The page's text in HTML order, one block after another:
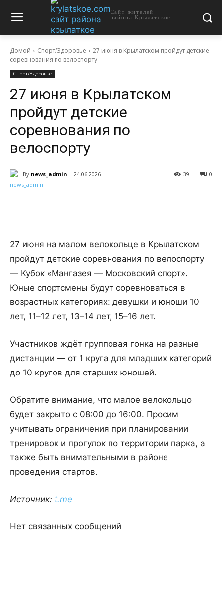
Сайт жителей
района Крылатское
Домой Спорт/Здоровье
27 июня в Крылатском пройдут детские
соревнования по велоспорту
Спорт/Здоровье
27 июня в Крылатском
пройдут детские
соревнования по
велоспорту
By news_admin 24.06.2026 0
39
27 июня на малом велокольце в Крылатском
пройдут детские соревнования по велоспорту
— Кубок «Мангазея — Московский спорт».
Юные спортсмены будут соревноваться в
возрастных категориях: девушки и юноши 10
лет, 11–12 лет, 13–14 лет, 15–16 лет.
Участников ждёт групповая гонка на разные
дистанции — от 1 круга для младших категорий
до 10 кругов для старших юношей.
Обратите внимание, что малое велокольцо
будет закрыто с 08:00 до 16:00. Просим
учитывать ограничения при планировании
тренировок и прогулок по территории парка, а
также быть внимательными в районе
проведения стартов.
Источник: t.me
Нет связанных сообщений